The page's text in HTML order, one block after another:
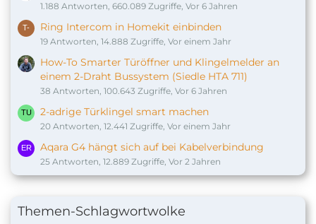
1.188 Antworten, 660.089 Zugriffe, Vor 6 Jahren
Ring Intercom in Homekit einbinden
19 Antworten, 14.888 Zugriffe, Vor einem Jahr
How-To Smarter Türöffner und Klingelmelder an
einem 2-Draht Bussystem (Siedle HTA 711)
38 Antworten, 100.643 Zugriffe, Vor 6 Jahren
2-adrige Türklingel smart machen
20 Antworten, 12.441 Zugriffe, Vor einem Jahr
Aqara G4 hängt sich auf bei Kabelverbindung
25 Antworten, 12.889 Zugriffe, Vor 2 Jahren
Themen-Schlagwortwolke